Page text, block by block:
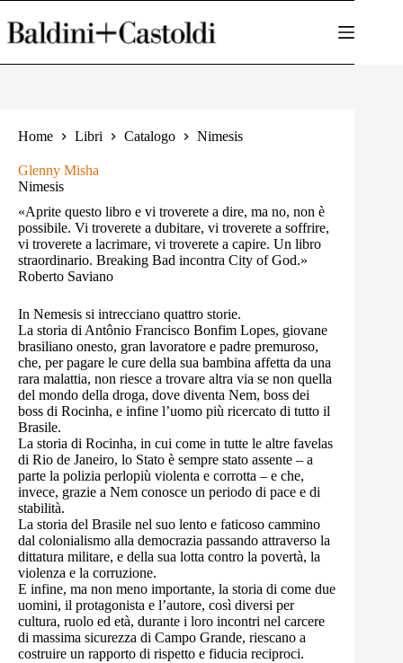
al
contenuto
Home Libri Catalogo Nimesis
Glenny Misha
Nimesis
«Aprite questo libro e vi troverete a dire, ma no, non è
possibile. Vi troverete a dubitare, vi troverete a soffrire,
vi troverete a lacrimare, vi troverete a capire. Un libro
straordinario. Breaking Bad incontra City of God.»
Roberto Saviano
In Nemesis si intrecciano quattro storie.
La storia di Antônio Francisco Bonfim Lopes, giovane
brasiliano onesto, gran lavoratore e padre premuroso,
che, per pagare le cure della sua bambina affetta da una
rara malattia, non riesce a trovare altra via se non quella
del mondo della droga, dove diventa Nem, boss dei
boss di Rocinha, e infine l’uomo più ricercato di tutto il
Brasile.
La storia di Rocinha, in cui come in tutte le altre favelas
di Rio de Janeiro, lo Stato è sempre stato assente – a
parte la polizia perlopiù violenta e corrotta – e che,
invece, grazie a Nem conosce un periodo di pace e di
stabilità.
La storia del Brasile nel suo lento e faticoso cammino
dal colonialismo alla democrazia passando attraverso la
dittatura militare, e della sua lotta contro la povertà, la
violenza e la corruzione.
E infine, ma non meno importante, la storia di come due
uomini, il protagonista e l’autore, così diversi per
cultura, ruolo ed età, durante i loro incontri nel carcere
di massima sicurezza di Campo Grande, riescano a
costruire un rapporto di rispetto e fiducia reciproci.